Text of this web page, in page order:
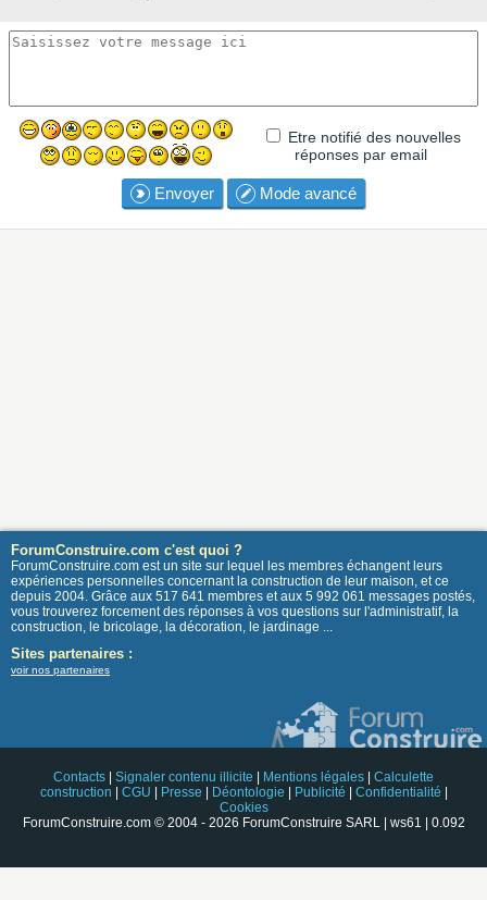
Etre notifié des nouvelles
réponses par email
Envoyer Mode avancé
ForumConstruire.com c'est quoi ?
ForumConstruire.com est un site sur lequel les membres échangent leurs
expériences personnelles concernant la construction de leur maison, et ce
depuis 2004. Grâce aux 517 641 membres et aux 5 992 061 messages postés,
vous trouverez forcement des réponses à vos questions sur l'administratif, la
construction, le bricolage, la décoration, le jardinage ...
Sites partenaires :
voir nos partenaires
Contacts Signaler contenu illicite Mentions légales
Calculette
construction
CGU Presse Déontologie Publicité Confidentialité
Cookies
ForumConstruire.com © 2004 - 2026 ForumConstruire SARL | ws61 | 0.092